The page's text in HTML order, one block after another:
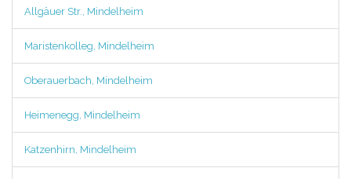
Allgäuer Str., Mindelheim
Maristenkolleg, Mindelheim
Oberauerbach, Mindelheim
Heimenegg, Mindelheim
Katzenhirn, Mindelheim